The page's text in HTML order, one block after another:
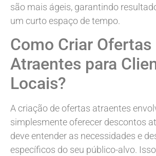
são mais ágeis, garantindo
um curto espaço de tempo.
Como Criar Ofertas
Atraentes para
Locais?
A criação de ofertas atraentes
simplesmente oferecer descontos
deve entender as necessidades e
específicos do seu público-alvo.